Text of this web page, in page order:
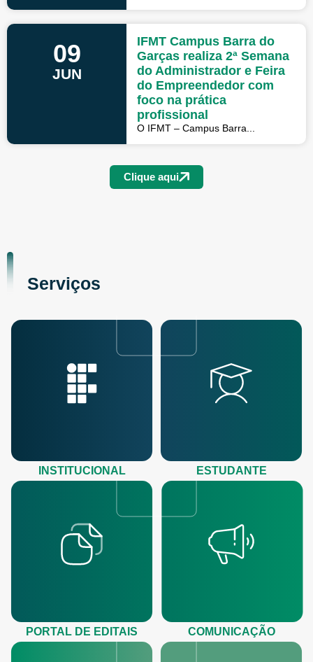
09
JUN
IFMT Campus Barra do
Garças realiza 2ª Semana
do Administrador e Feira
do Empreendedor com
foco na prática
profissional
O IFMT – Campus Barra...
Clique aqui
Serviços
INSTITUCIONAL ESTUDANTE
PORTAL DE EDITAIS COMUNICAÇÃO